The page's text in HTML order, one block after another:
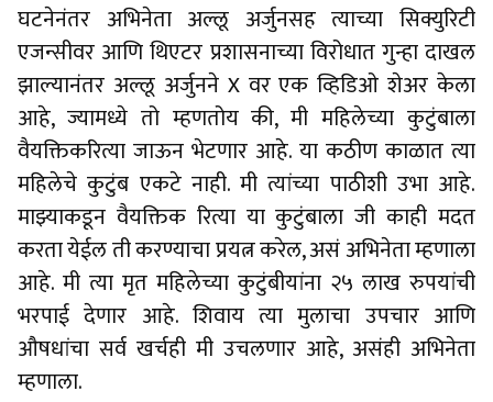
घटनेनंतर अभिनेता अल्लू अर्जुनसह त्याच्या सिक्युरिटी
एजन्सीवर आणि थिएटर प्रशासनाच्या विरोधात गुन्हा दाखल
झाल्यानंतर अल्लू अर्जुनने X वर एक व्हिडिओ शेअर केला
आहे, ज्यामध्ये तो म्हणतोय की, मी महिलेच्या कुटुंबाला
वैयक्तिकरित्या जाऊन भेटणार आहे. या कठीण काळात त्या
महिलेचे कुटुंब एकटे नाही. मी त्यांच्या पाठीशी उभा आहे.
माझ्याकडून वैयक्तिक रित्या या कुटुंबाला जी काही मदत
करता येईल ती करण्याचा प्रयत्न करेल, असं अभिनेता म्हणाला
आहे. मी त्या मृत महिलेच्या कुटुंबीयांना २५ लाख रुपयांची
भरपाई देणार आहे. शिवाय त्या मुलाचा उपचार आणि
औषधांचा सर्व खर्चही मी उचलणार आहे, असंही अभिनेता
म्हणाला.